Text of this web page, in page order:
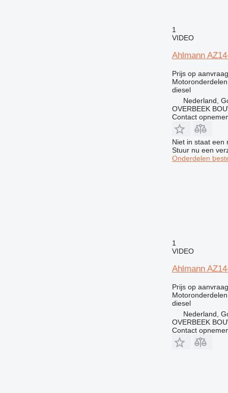
1
VIDEO
Ahlmann
Prijs op aanvraag
diesel
Nederland,
OVERBEEK
Contact
Niet in staat een
Stuur nu een
Onderdelen
1
VIDEO
Ahlmann
Prijs op aanvraag
diesel
Nederland,
OVERBEEK
Contact